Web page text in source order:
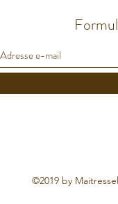
©2019 by